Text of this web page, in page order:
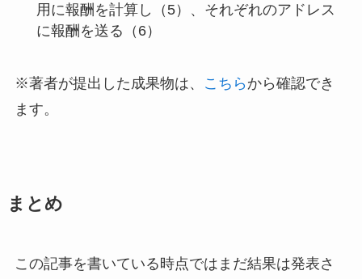
用に報酬を計算し（5）、それぞれのアドレス
に報酬を送る（6）
※著者が提出した成果物は、 こちら から確認でき
ます。
まとめ
この記事を書いている時点ではまだ結果は発表さ